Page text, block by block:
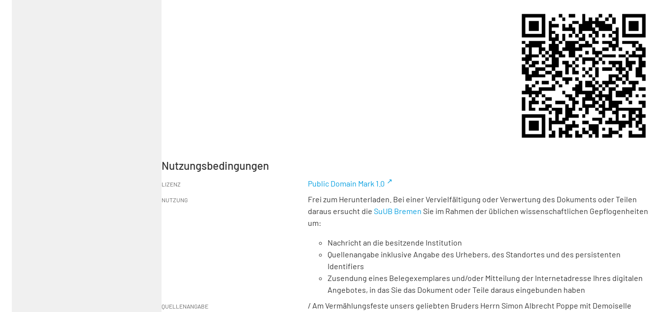
Nutzungsbedingungen
LIZENZ Public Domain Mark 1.0
NUTZUNG
Frei zum Herunterladen. Bei einer Vervielfältigung oder Verwertung des Dokuments oder Teilen
daraus ersucht die SuUB Bremen Sie im Rahmen der üblichen wissenschaftlichen Gepflogenheiten
um:
Nachricht an die besitzende Institution
Quellenangabe inklusive Angabe des Urhebers, des Standortes und des persistenten
Identifiers
Zusendung eines Belegexemplares und/oder Mitteilung der Internetadresse Ihres digitalen
Angebotes, in das Sie das Dokument oder Teile daraus eingebunden haben
QUELLENANGABE / Am Vermählungsfeste unsers geliebten Bruders Herrn Simon Albrecht Poppe mit Demoiselle